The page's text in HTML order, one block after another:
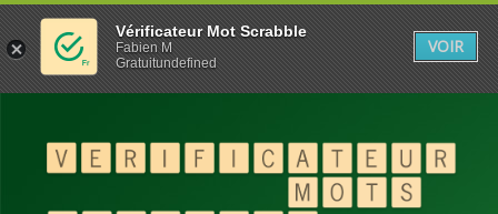
Vérificateur Mot Scrabble
Fabien M
Gratuitundefined
VOIR